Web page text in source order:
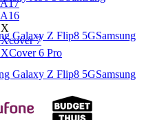
7
6 Pro
Galaxy Z Flip8 5GSamsung
Galaxy Z Flip8 5GSamsung